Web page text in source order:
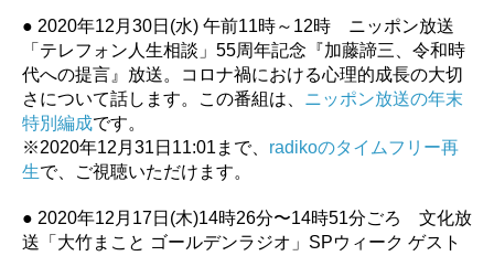
● 2020年12月30日(水) 午前11時～12時 ニッポン放送
「テレフォン人生相談」55周年記念『加藤諦三、令和時
代への提言』放送。コロナ禍における心理的成長の大切
さについて話します。この番組は、 ニッポン放送の年末
特別編成です。
※2020年12月31日11:01まで、 radikoのタイムフリー再
生で、ご視聴いただけます。
● 2020年12月17日(木)14時26分〜14時51分ごろ 文化放
送「大竹まこと ゴールデンラジオ」SPウィーク ゲスト